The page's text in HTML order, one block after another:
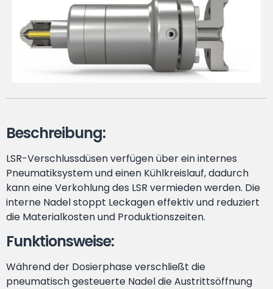
Beschreibung:
LSR-Verschlussdüsen verfügen über ein internes
Pneumatiksystem und einen Kühlkreislauf, dadurch
kann eine Verkohlung des LSR vermieden werden. Die
interne Nadel stoppt Leckagen effektiv und reduziert
die Materialkosten und Produktionszeiten.
Funktionsweise:
Während der Dosierphase verschließt die
pneumatisch gesteuerte Nadel die Austrittsöffnung